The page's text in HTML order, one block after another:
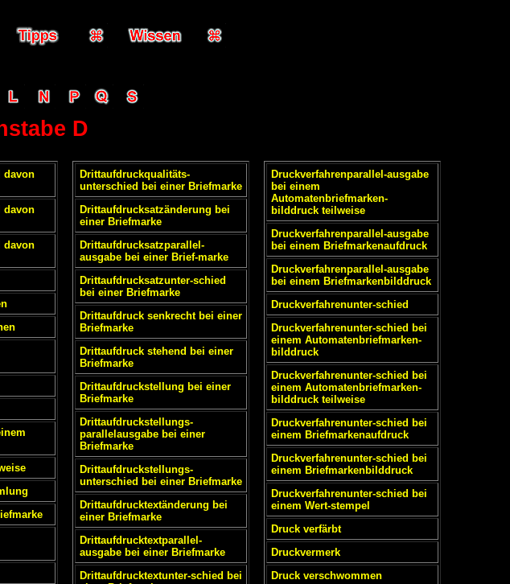
D
davon
davon
davon
Drittaufdruckqualitäts-
unterschied bei einer Briefmarke
Drittaufdrucksatzänderung bei
einer Briefmarke
Drittaufdrucksatzparallel-
ausgabe bei einer Brief-marke
Drittaufdrucksatzunter-schied
bei einer Briefmarke
Drittaufdruck senkrecht bei einer
Briefmarke
Drittaufdruck stehend bei einer
Briefmarke
Drittaufdruckstellung bei einer
Briefmarke
Drittaufdruckstellungs-
parallelausgabe bei einer
Briefmarke
Drittaufdruckstellungs-
unterschied bei einer Briefmarke
Drittaufdrucktextänderung bei
einer Briefmarke
Drittaufdrucktextparallel-
ausgabe bei einer Briefmarke
Drittaufdrucktextunter-schied bei
Druckverfahrenparallel-ausgabe
bei einem
Automatenbriefmarken-
bilddruck teilweise
Druckverfahrenparallel-ausgabe
bei einem Briefmarkenaufdruck
Druckverfahrenparallel-ausgabe
bei einem Briefmarkenbilddruck
Druckverfahrenunter-schied
Druckverfahrenunter-schied bei
einem Automatenbriefmarken-
bilddruck
Druckverfahrenunter-schied bei
einem Automatenbriefmarken-
bilddruck teilweise
Druckverfahrenunter-schied bei
einem Briefmarkenaufdruck
Druckverfahrenunter-schied bei
einem Briefmarkenbilddruck
Druckverfahrenunter-schied bei
einem Wert-stempel
Druck verfärbt
Druckvermerk
Druck verschwommen